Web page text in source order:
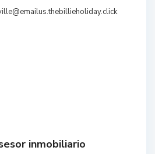
inmobiliario